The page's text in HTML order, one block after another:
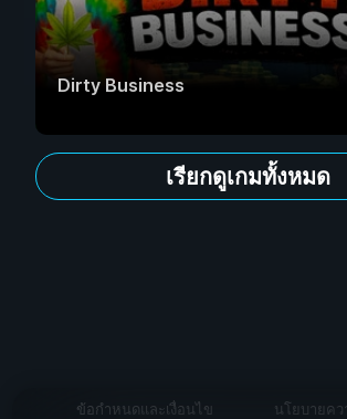
Dirty Business
เรียกดูเกมทั้งหมด
ข้อกำหนดและเงื่อนไข นโยบายคว